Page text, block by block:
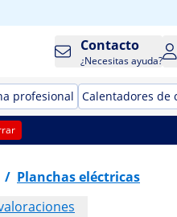
Contacto
¿Necesitas ayuda?
profesional Calentadores de
/ Planchas eléctricas